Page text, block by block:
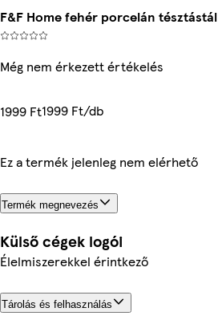
F&F Home fehér porcelán tésztástál
Még nem érkezett értékelés
1999 Ft1999 Ft/db
Ez a termék jelenleg nem elérhető
Termék megnevezés
Külső cégek logói
Élelmiszerekkel érintkező
Tárolás és felhasználás